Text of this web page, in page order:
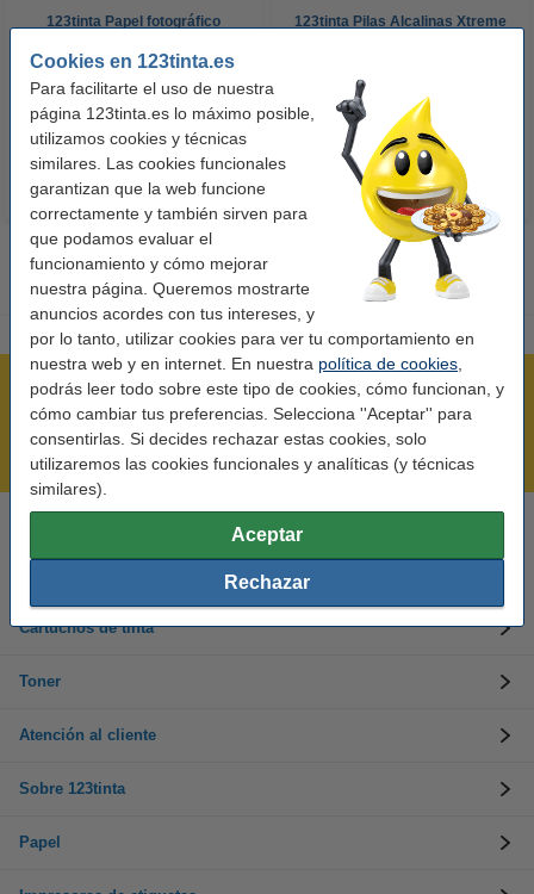
Cookies en 123tinta.es
Para facilitarte el uso de nuestra
página 123tinta.es lo máximo posible,
utilizamos cookies y técnicas
similares. Las cookies funcionales
garantizan que la web funcione
correctamente y también sirven para
que podamos evaluar el
funcionamiento y cómo mejorar
nuestra página. Queremos mostrarte
anuncios acordes con tus intereses, y
por lo tanto, utilizar cookies para ver tu comportamiento en
nuestra web y en internet. En nuestra política de cookies
podrás leer todo sobre este tipo de cookies, cómo funcionan, y
cómo cambiar tus preferencias. Selecciona ''Aceptar'' para
consentirlas. Si decides rechazar estas cookies, solo
utilizaremos las cookies funcionales y analíticas (y técnicas
similares).
Aceptar
Rechazar
123tinta Papel fotográfico
10,50 € Incl. 21% IVA
123tinta Pilas Alcalinas Xtreme
14,50 € Incl. 21% IVA
Rápido y sencillo
¡Recibe en 24 horas!
Mejor Precio Garantizado
Llámanos al 900 123 247
En días laborables de 09:00 a 20:00.
Cartuchos de tinta
Toner
Atención al cliente
Sobre 123tinta
Papel